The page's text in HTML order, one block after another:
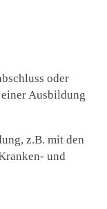
oder
Ausbildung
z.B. mit den
und